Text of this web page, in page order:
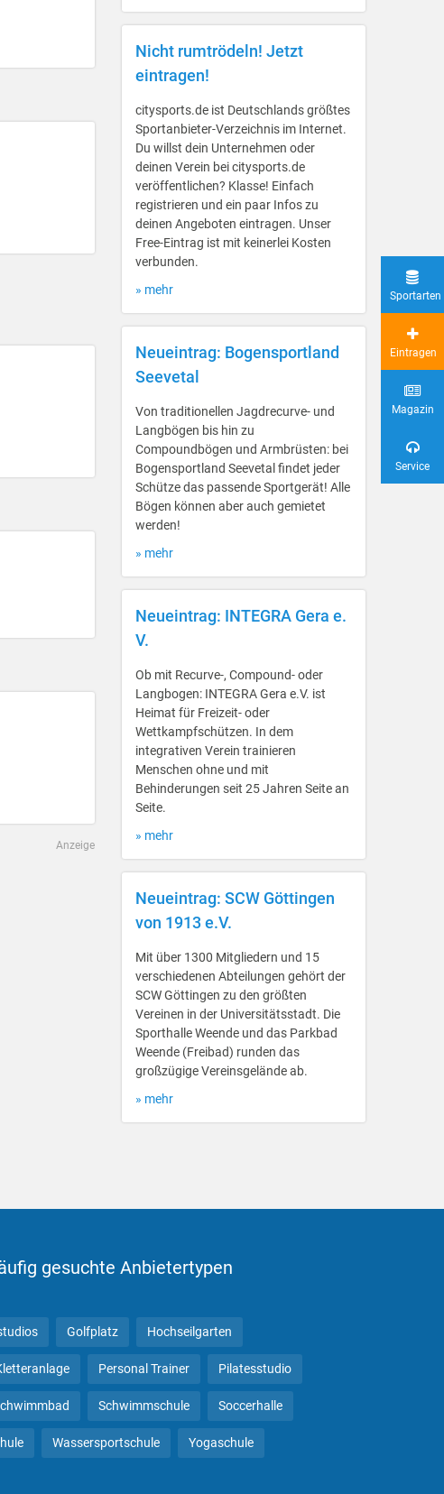
Anzeige
Nicht rumtrödeln! Jetzt
eintragen!
citysports.de ist Deutschlands größtes
Sportanbieter-Verzeichnis im Internet.
Du willst dein Unternehmen oder
deinen Verein bei citysports.de
veröffentlichen? Klasse! Einfach
registrieren und ein paar Infos zu
deinen Angeboten eintragen. Unser
Free-Eintrag ist mit keinerlei Kosten
verbunden.
» mehr
Neueintrag: Bogensportland
Seevetal
Von traditionellen Jagdrecurve- und
Langbögen bis hin zu
Compoundbögen und Armbrüsten: bei
Bogensportland Seevetal findet jeder
Schütze das passende Sportgerät! Alle
Bögen können aber auch gemietet
werden!
» mehr
Neueintrag: INTEGRA Gera e.
V.
Ob mit Recurve-, Compound- oder
Langbogen: INTEGRA Gera e.V. ist
Heimat für Freizeit- oder
Wettkampfschützen. In dem
integrativen Verein trainieren
Menschen ohne und mit
Behinderungen seit 25 Jahren Seite an
Seite.
» mehr
Neueintrag: SCW Göttingen
von 1913 e.V.
Mit über 1300 Mitgliedern und 15
verschiedenen Abteilungen gehört der
SCW Göttingen zu den größten
Vereinen in der Universitätsstadt. Die
Sporthalle Weende und das Parkbad
Weende (Freibad) runden das
großzügige Vereinsgelände ab.
» mehr
gesuchte Anbietertypen
Golfplatz Hochseilgarten
Personal Trainer Pilatesstudio
Schwimmschule Soccerhalle
Wassersportschule Yogaschule
Sportarten
Eintragen
Magazin
Service